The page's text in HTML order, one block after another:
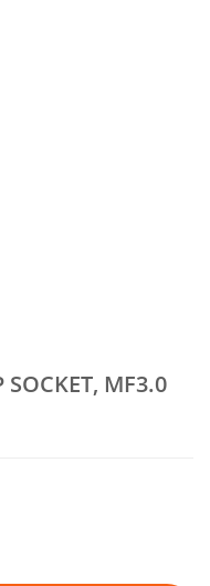
MF3.0